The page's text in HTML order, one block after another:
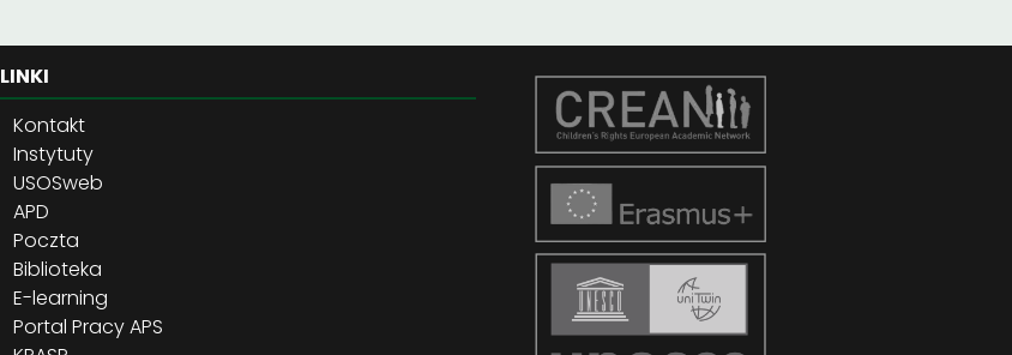
LINKI
Kontakt
Instytuty
USOSweb
APD
Poczta
Biblioteka
E-learning
Portal Pracy APS